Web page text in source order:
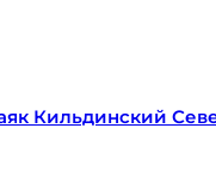
Кильдинский